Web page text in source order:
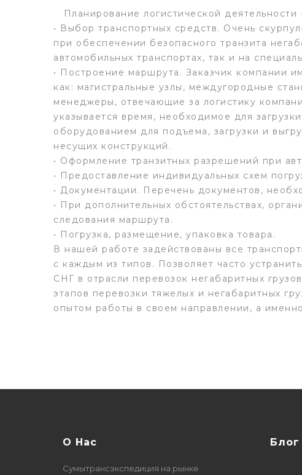
Планирование логистической
• Выбор транспортных средств. Очень
при обеспечении безопасного транзита
автомобильных транспортах, так и на
• Построение маршрута. Заказчик компании
как: магистральные узлы, междугородные
менеджеры, отвечающие за логистику
указывается время, необходимое для
оборудованием для подъема, загрузки и
несущих конструкций.
• Оформление транзитных разрешений при
• Предоставление индивидуальных схем
• Документации. Перечень документов,
• При дополнительных обстоятельствах,
следования маршрута.
• Погрузка, размещение, упаковка товара.
В нашей работе задействованы все
с каждым из типов. Позволяет часто
СНГ в отрасли перевозок негабаритных
этапов перевозки тяжелых и негабаритных
опытом работы в своем направлении, а
О Нас
Сумытрансэкспедиция на рынке
Блог